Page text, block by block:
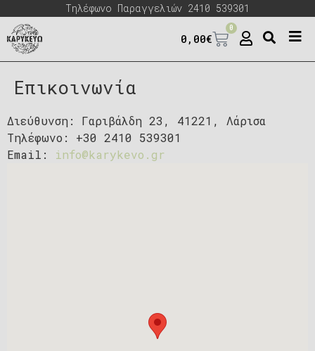
Τηλέφωνο Παραγγελιών 2410 539301
0,00€
0
Επικοινωνία
Διεύθυνση:
Γαριβάλδη 23, 41221, Λάρισα
Τηλέφωνο:
+30 2410 539301
Email:
info@karykevo.gr